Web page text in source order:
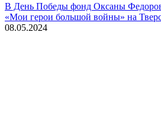
В День Победы фонд Оксаны
«Мои герои большой войны» на
08.05.2024